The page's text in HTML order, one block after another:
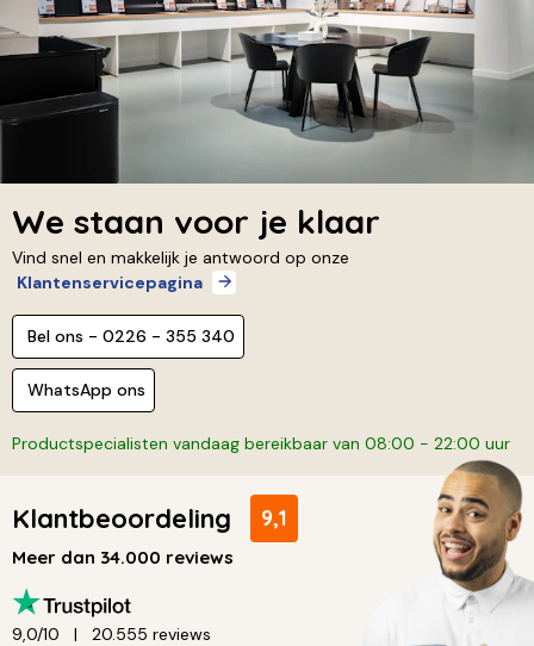
We staan voor je klaar
Vind snel en makkelijk je antwoord op onze
Klantenservicepagina
Bel ons - 0226 - 355 340
WhatsApp ons
Productspecialisten vandaag bereikbaar van 08:00 - 22:00 uur
Klantbeoordeling 9,1
Meer dan 34.000 reviews
9,0/10 20.555 reviews